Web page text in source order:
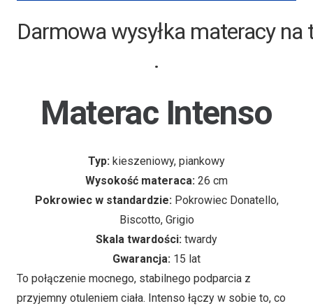
Darmowa wysyłka materacy na
.
Materac Intenso
Typ: kieszeniowy, piankowy
Wysokość materaca: 26 cm
Pokrowiec w standardzie: Pokrowiec Donatello,
Biscotto, Grigio
Skala twardości: twardy
Gwarancja: 15 lat
To połączenie mocnego, stabilnego podparcia z
przyjemny otuleniem ciała. Intenso łączy w sobie to, co